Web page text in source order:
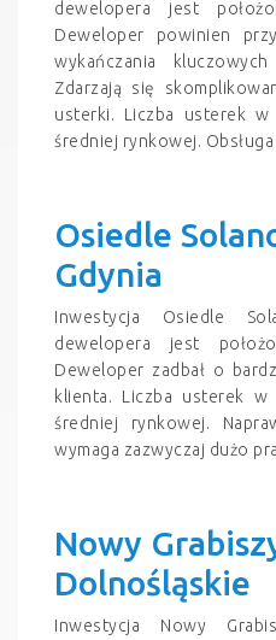
dewelopera jest
Deweloper powinien
wykańczania
Zdarzają się
usterki. Liczba usterek
średniej rynkowej.
Osiedle
Gdynia
Inwestycja Osiedle
dewelopera jest
Deweloper zadbał o
klienta. Liczba usterek
średniej rynkowej.
wymaga zazwyczaj dużo
Nowy
Dolnośląskie
Inwestycja Nowy